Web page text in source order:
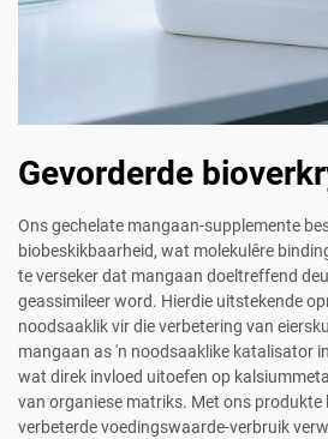
Gevorderde
Ons gechelate mangaan-supplemente
biobeskikbaarheid, wat molekulêre
te verseker dat mangaan doeltreffend
geassimileer word. Hierdie uitstekende
noodsaaklik vir die verbetering van
mangaan as 'n noodsaaklike katalisator
wat direk invloed uitoefen op
van organiese matriks. Met ons produkte
verbeterde voedingswaarde-verbruik